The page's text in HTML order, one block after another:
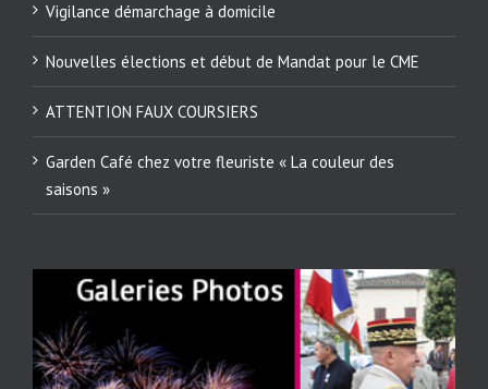
Vigilance démarchage à domicile
Nouvelles élections et début de Mandat pour le CME
ATTENTION FAUX COURSIERS
Garden Café chez votre fleuriste « La couleur des
saisons »